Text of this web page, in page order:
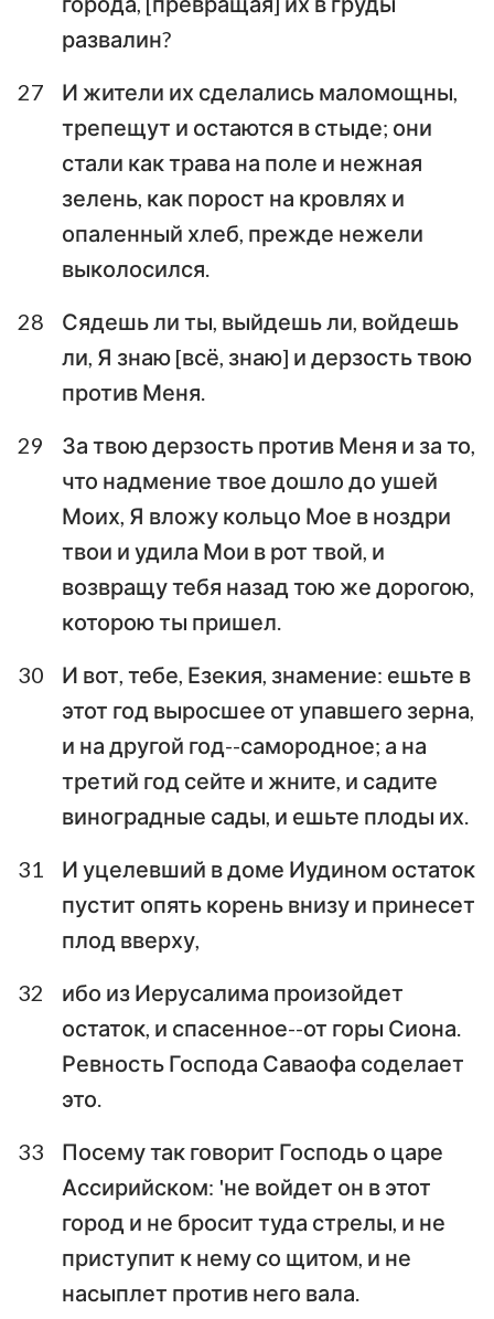
57
58 59 60 61 62
64
65
развалин?
27
И жители их сделались маломощны,
трепещут и остаются в стыде; они
стали как трава на поле и нежная
зелень, как порост на кровлях и
опаленный хлеб, прежде нежели
выколосился.
28
Сядешь ли ты, выйдешь ли, войдешь
ли, Я знаю [всё, знаю] и дерзость твою
против Меня.
29
За твою дерзость против Меня и за то,
что надмение твое дошло до ушей
Моих, Я вложу кольцо Мое в ноздри
твои и удила Мои в рот твой, и
возвращу тебя назад тою же дорогою,
которою ты пришел.
30
И вот, тебе, Езекия, знамение: ешьте в
этот год выросшее от упавшего зерна,
и на другой год--самородное; а на
третий год сейте и жните, и садите
виноградные сады, и ешьте плоды их.
31
И уцелевший в доме Иудином остаток
пустит опять корень внизу и принесет
плод вверху,
32
ибо из Иерусалима произойдет
остаток, и спасенное--от горы Сиона.
Ревность Господа Саваофа соделает
это.
33
Посему так говорит Господь о царе
Ассирийском: 'не войдет он в этот
город и не бросит туда стрелы, и не
приступит к нему со щитом, и не
насыплет против него вала.